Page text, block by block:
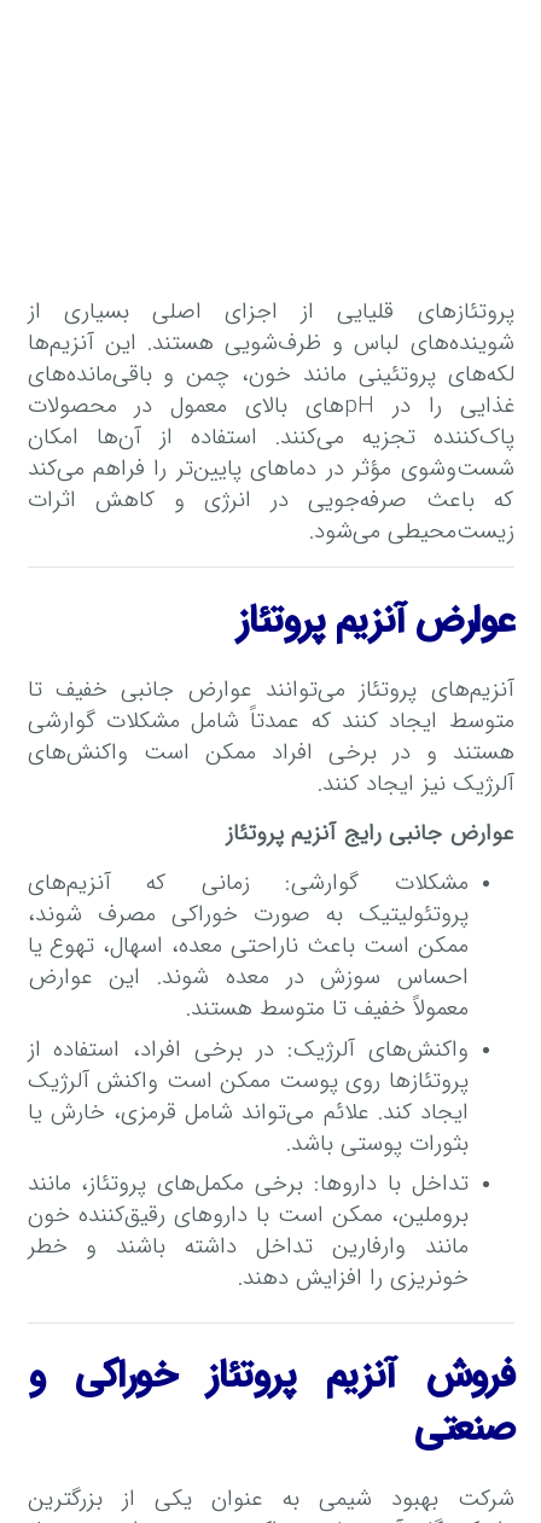
پروتئازهای قلیایی از اجزای اصلی بسیاری از
شوینده‌های لباس و ظرف‌شویی هستند. این آنزیم‌ها
لکه‌های پروتئینی مانند خون، چمن و باقی‌مانده‌های
غذایی را در pHهای بالای معمول در محصولات
پاک‌کننده تجزیه می‌کنند. استفاده از آن‌ها امکان
شست‌وشوی مؤثر در دماهای پایین‌تر را فراهم می‌کند
که باعث صرفه‌جویی در انرژی و کاهش اثرات
زیست‌محیطی می‌شود.
عوارض آنزیم پروتئاز
آنزیم‌های پروتئاز می‌توانند عوارض جانبی خفیف تا
متوسط ایجاد کنند که عمدتاً شامل مشکلات گوارشی
هستند و در برخی افراد ممکن است واکنش‌های
آلرژیک نیز ایجاد کنند.
عوارض جانبی رایج آنزیم پروتئاز
مشکلات گوارشی: زمانی که آنزیم‌های
پروتئولیتیک به صورت خوراکی مصرف شوند،
ممکن است باعث ناراحتی معده، اسهال، تهوع یا
احساس سوزش در معده شوند. این عوارض
معمولاً خفیف تا متوسط هستند.
واکنش‌های آلرژیک: در برخی افراد، استفاده از
پروتئازها روی پوست ممکن است واکنش آلرژیک
ایجاد کند. علائم می‌تواند شامل قرمزی، خارش یا
بثورات پوستی باشد.
تداخل با داروها: برخی مکمل‌های پروتئاز، مانند
بروملین، ممکن است با داروهای رقیق‌کننده خون
مانند وارفارین تداخل داشته باشند و خطر
خونریزی را افزایش دهند.
فروش آنزیم پروتئاز خوراکی و
صنعتی
شرکت بهبود شیمی به عنوان یکی از بزرگترین